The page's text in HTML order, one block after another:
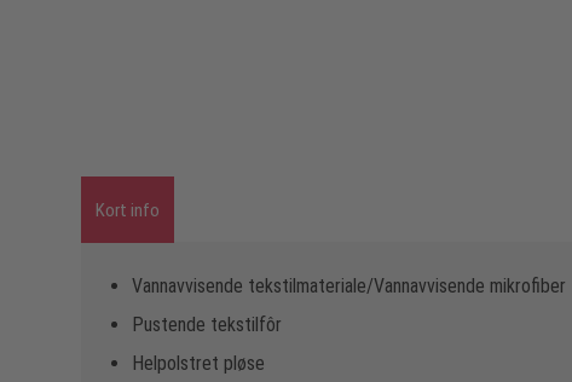
Kort info
Vannavvisende tekstilmateriale/Vannavvisende mikrofiber
Pustende tekstilfôr
Helpolstret pløse